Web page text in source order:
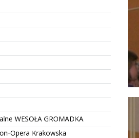
WESOŁA GROMADKA
Opera Krakowska